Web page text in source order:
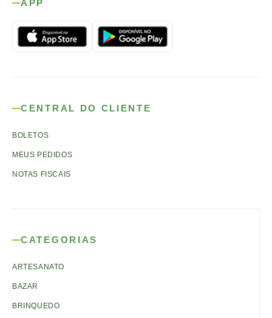
APP
CENTRAL DO CLIENTE
BOLETOS
MEUS PEDIDOS
NOTAS FISCAIS
CATEGORIAS
ARTESANATO
BAZAR
BRINQUEDO